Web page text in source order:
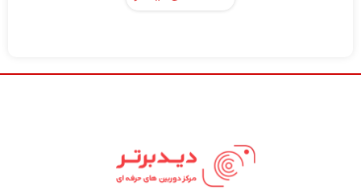
حداکثر دیافراگم متغیر همچنین به حفظ یک نمایه
فشرده و قابل توجه متناسب با نیازهای عکاسی